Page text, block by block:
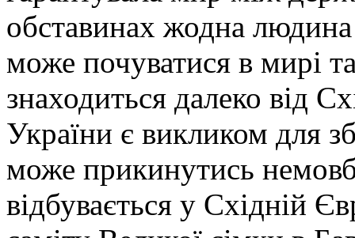
обставинах жодна людина
може почуватися в мирі
знаходиться далеко від
України є викликом для
може прикинутись
відбувається у Східній